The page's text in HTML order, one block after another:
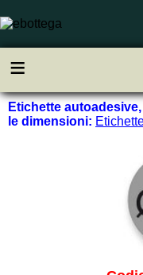
≡
Etichette
le dimensioni: